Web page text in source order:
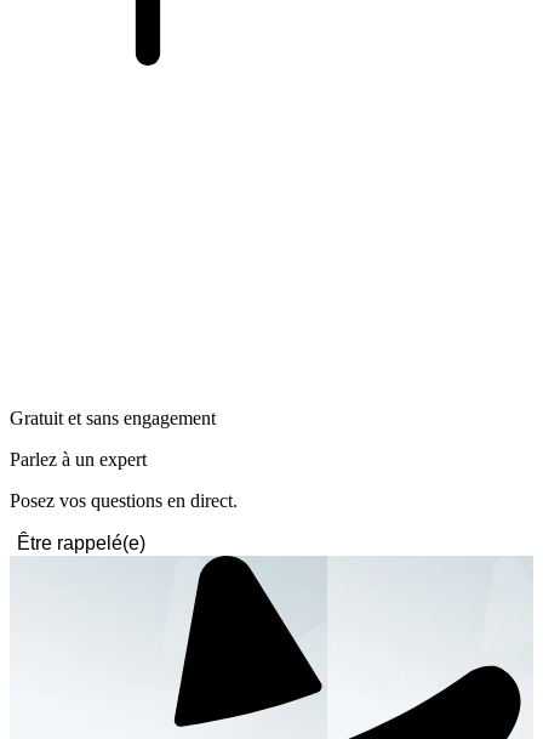
Gratuit et sans engagement
Parlez à un expert
Posez vos questions en direct.
Être rappelé(e)